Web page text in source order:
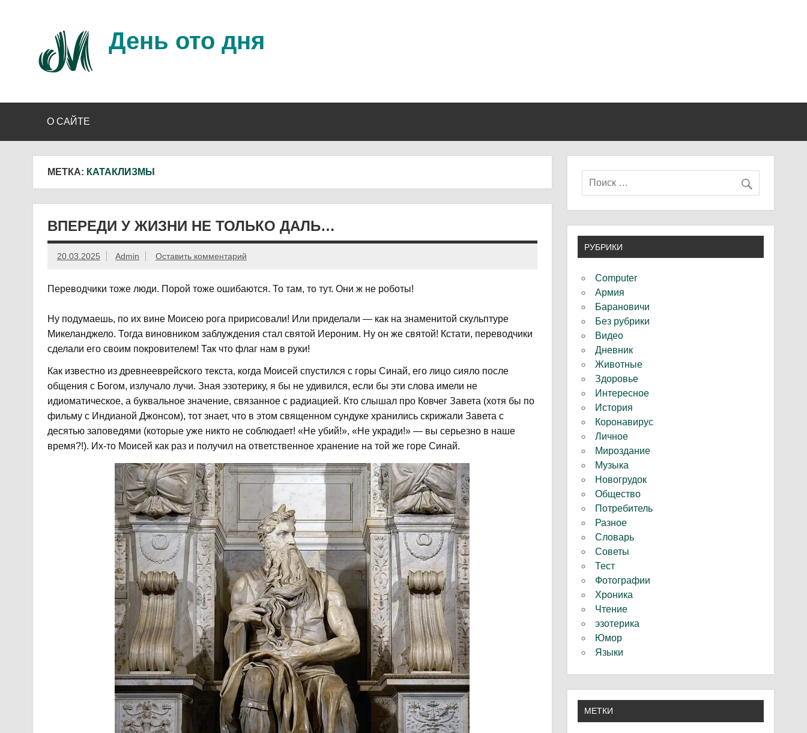
День ото дня
О САЙТЕ
МЕТКА: КАТАКЛИЗМЫ
ВПЕРЕДИ У ЖИЗНИ НЕ ТОЛЬКО ДАЛЬ…
20.03.2025 Admin Оставить комментарий
Переводчики тоже люди. Порой тоже ошибаются. То там, то тут. Они ж не роботы!
Ну подумаешь, по их вине Моисею рога пририсовали! Или приделали — как на знаменитой скульптуре
Микеланджело. Тогда виновником заблуждения стал святой Иероним. Ну он же святой! Кстати, переводчики
сделали его своим покровителем! Так что флаг нам в руки!
​Как известно из древнееврейского текста, когда Моисей спустился с горы Синай, его лицо сияло после
общения с Богом, излучало лучи. Зная эзотерику, я бы не удивился, если бы эти слова имели не
идиоматическое, а буквальное значение, связанное с радиацией. Кто слышал про Ковчег Завета (хотя бы по
фильму с Индианой Джонсом), тот знает, что в этом священном сундуке хранились скрижали Завета с
десятью заповедями (которые уже никто не соблюдает! «Не убий!», «Не укради!» — вы серьезно в наше
время?!). Их-то Моисей как раз и получил на ответственное хранение на той же горе Синай.
РУБРИКИ
Computer
Армия
Барановичи
Без рубрики
Видео
Дневник
Животные
Здоровье
Интересное
История
Коронавирус
Личное
Мироздание
Музыка
Новогрудок
Общество
Потребитель
Разное
Словарь
Советы
Тест
Фотографии
Хроника
Чтение
эзотерика
Юмор
Языки
МЕТКИ